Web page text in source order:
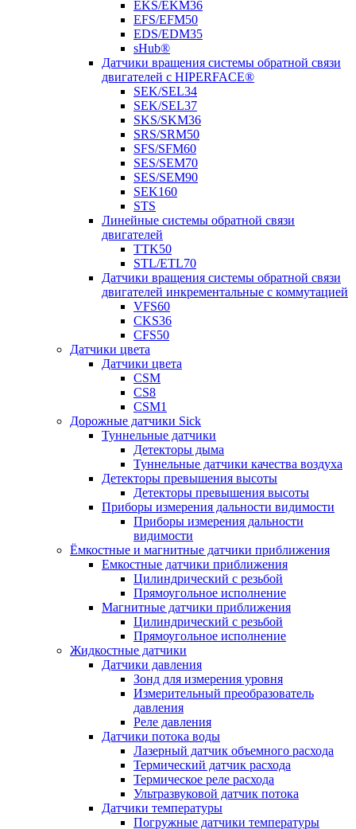
EKS/EKM36
EFS/EFM50
EDS/EDM35
sHub®
Датчики вращения системы обратной связи
двигателей с HIPERFACE®
SEK/SEL34
SEK/SEL37
SKS/SKM36
SRS/SRM50
SFS/SFM60
SES/SEM70
SES/SEM90
SEK160
STS
Линейные системы обратной связи
двигателей
TTK50
STL/ETL70
Датчики вращения системы обратной связи
двигателей инкрементальные с коммутацией
VFS60
CKS36
CFS50
Датчики цвета
Датчики цвета
CSM
CS8
CSM1
Дорожные датчики Sick
Туннельные датчики
Детекторы дыма
Туннельные датчики качества воздуха
Детекторы превышения высоты
Детекторы превышения высоты
Приборы измерения дальности видимости
Приборы измерения дальности
видимости
Ёмкостные и магнитные датчики приближения
Емкостные датчики приближения
Цилиндрический с резьбой
Прямоугольное исполнение
Магнитные датчики приближения
Цилиндрический с резьбой
Прямоугольное исполнение
Жидкостные датчики
Датчики давления
Зонд для измерения уровня
Измерительный преобразователь
давления
Реле давления
Датчики потока воды
Лазерный датчик объемного расхода
Термический датчик расхода
Термическое реле расхода
Ультразвуковой датчик потока
Датчики температуры
Погружные датчики температуры